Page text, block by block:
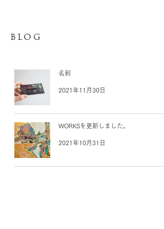
BLOG
名刺
2021年11月30日
WORKSを更新しました。
2021年10月31日